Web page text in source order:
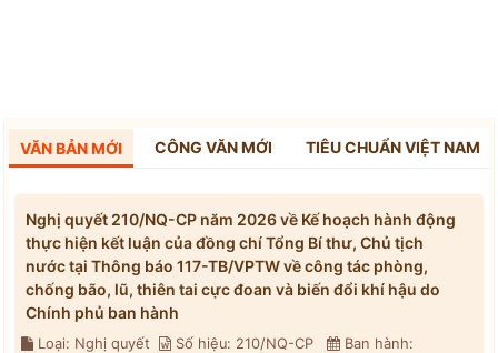
VĂN BẢN MỚI CÔNG VĂN MỚI TIÊU CHUẨN VIỆT NAM
Nghị quyết 210/NQ-CP năm 2026 về Kế hoạch hành động
thực hiện kết luận của đồng chí Tổng Bí thư, Chủ tịch
nước tại Thông báo 117-TB/VPTW về công tác phòng,
chống bão, lũ, thiên tai cực đoan và biến đổi khí hậu do
Chính phủ ban hành
Loại: Nghị quyết Số hiệu: 210/NQ-CP
Ban hành: